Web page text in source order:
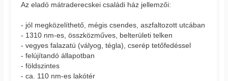
Az eladó mátraderecskei családi ház jellemzői:
- jól megközelíthető, mégis csendes, aszfaltozott utcában
- 1310 nm-es, összközműves, belterületi telken
- vegyes falazatú (vályog, tégla), cserép tetőfedéssel
- felújítandó állapotban
- földszintes
- ca. 110 nm-es lakótér